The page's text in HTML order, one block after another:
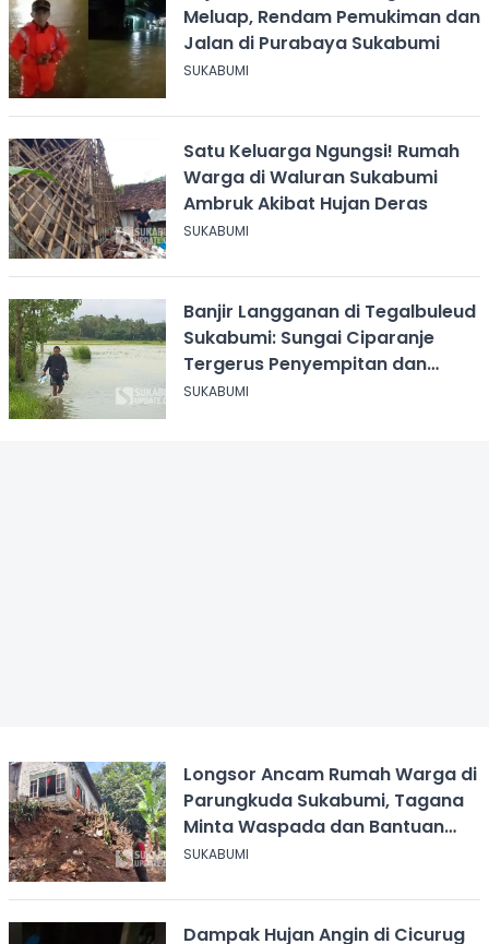
Meluap, Rendam Pemukiman dan
Jalan di Purabaya Sukabumi
SUKABUMI
Satu Keluarga Ngungsi! Rumah
Warga di Waluran Sukabumi
Ambruk Akibat Hujan Deras
SUKABUMI
Banjir Langganan di Tegalbuleud
Sukabumi: Sungai Ciparanje
Tergerus Penyempitan dan
Pendangkalan
SUKABUMI
Longsor Ancam Rumah Warga di
Parungkuda Sukabumi, Tagana
Minta Waspada dan Bantuan
Segera
SUKABUMI
Dampak Hujan Angin di Cicurug